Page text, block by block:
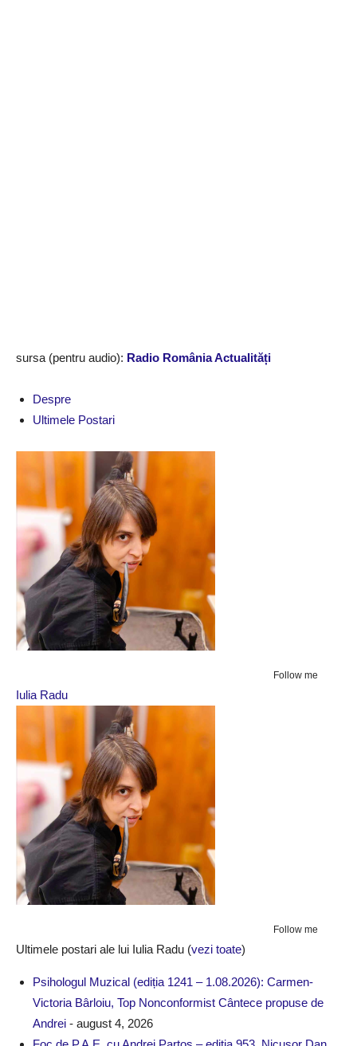
sursa (pentru audio): Radio România Actualități
Despre
Ultimele Postari
Follow me
Iulia Radu
Follow me
Ultimele postari ale lui Iulia Radu (vezi toate)
Psihologul Muzical (ediția 1241 – 1.08.2026): Carmen-
Victoria Bârloiu, Top Nonconformist Cântece propuse de
Andrei - august 4, 2026